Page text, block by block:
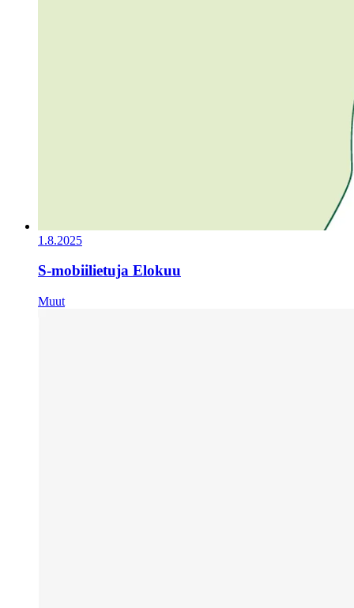
1.8.2025
S-mobiilietuja Elokuu
Muut